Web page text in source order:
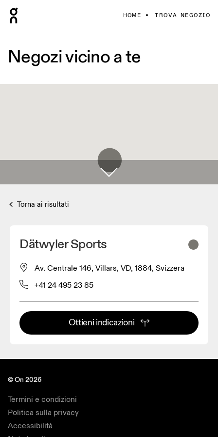
HOME TROVA NEGOZIO
Negozi vicino a te
Torna ai risultati
Dätwyler Sports
Av. Centrale 146, Villars, VD, 1884, Svizzera
+41 24 495 23 85
Ottieni indicazioni
© On 2026
Termini e condizioni
Politica sulla privacy
Accessibilità